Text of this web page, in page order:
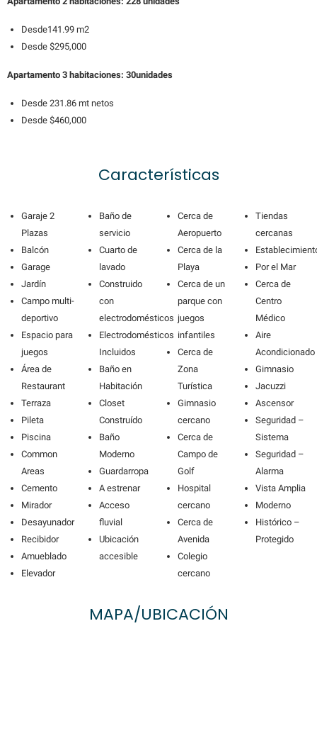
Desde141.99 m2
Desde $295,000
Apartamento 3 habitaciones: 30unidades
Desde 231.86 mt netos
Desde $460,000
Características
Garaje 2
Plazas
Balcón
Garage
Jardín
Campo multi-
deportivo
Espacio para
juegos
Área de
Restaurant
Terraza
Pileta
Piscina
Common
Areas
Cemento
Mirador
Desayunador
Recibidor
Amueblado
Elevador
Baño de
servicio
Cuarto de
lavado
Construido
con
electrodomésticos
Electrodomésticos
Incluidos
Baño en
Habitación
Closet
Construído
Baño
Moderno
Guardarropa
A estrenar
Acceso
fluvial
Ubicación
accesible
Cerca de
Aeropuerto
Cerca de la
Playa
Cerca de un
parque con
juegos
infantiles
Cerca de
Zona
Turística
Gimnasio
cercano
Cerca de
Campo de
Golf
Hospital
cercano
Cerca de
Avenida
Colegio
cercano
Tiendas
cercanas
Por el Mar
Cerca de
Centro
Médico
Aire
Acondicionado
Gimnasio
Jacuzzi
Ascensor
Seguridad –
Sistema
Seguridad –
Alarma
Vista Amplia
Moderno
Histórico –
Protegido
MAPA/UBICACIÓN